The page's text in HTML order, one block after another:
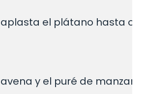
aplasta el plátano hasta
y el puré de